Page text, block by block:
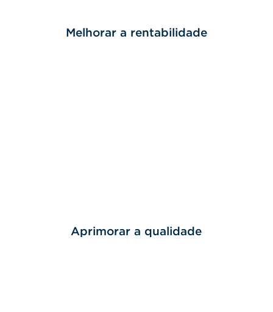
Melhorar a rentabilidade
Aprimorar a qualidade